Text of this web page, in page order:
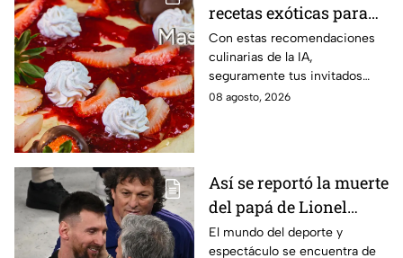
recetas exóticas para
pizzas dulces que le
darán un toque
sofisticado a tu mesa
Con estas recomendaciones
culinarias de la IA,
seguramente tus invitados
quedarán encantados a la hora
08 agosto, 2026
Así se reportó la muerte
del papá de Lionel
Messi en vivo; estos
El mundo del deporte y
espectáculo se encuentra de